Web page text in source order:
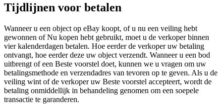
Tijdlijnen voor betalen
Wanneer u een object op eBay koopt, of u nu een veiling hebt
gewonnen of Nu kopen hebt gebruikt, moet u de verkoper binnen
vier kalenderdagen betalen. Hoe eerder de verkoper uw betaling
ontvangt, hoe eerder deze uw object verzendt. Wanneer u een bod
uitbrengt of een Beste voorstel doet, kunnen we u vragen om uw
betalingsmethode en verzendadres van tevoren op te geven. Als u de
veiling wint of de verkoper uw Beste voorstel accepteert, wordt de
betaling onmiddellijk in behandeling genomen om een soepele
transactie te garanderen.